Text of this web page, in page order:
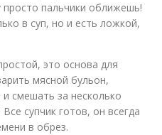
просто пальчики оближешь!
в суп, но и есть ложкой,
это основа для
мясной бульон,
смешать за несколько
супчик готов, он всегда
в обрез.